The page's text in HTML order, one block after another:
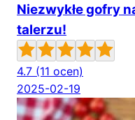
Niezwykłe gofry
talerzu!
4.7 (11 ocen)
2025-02-19